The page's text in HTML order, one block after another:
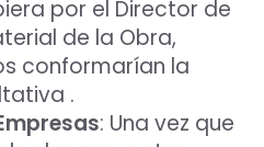
por el Director de
de la Obra,
conformarían la
.
: Una vez que